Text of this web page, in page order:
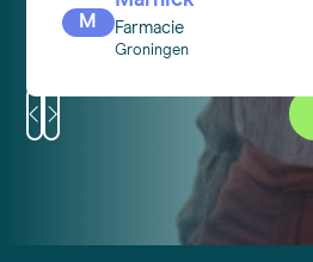
waardevol. Het is bij een
belangrijk om zorgvuldig te
opstelling te
hen zo op hun gemak te
M Farmacie
Groningen